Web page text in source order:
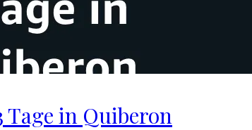
Tage in Quiberon